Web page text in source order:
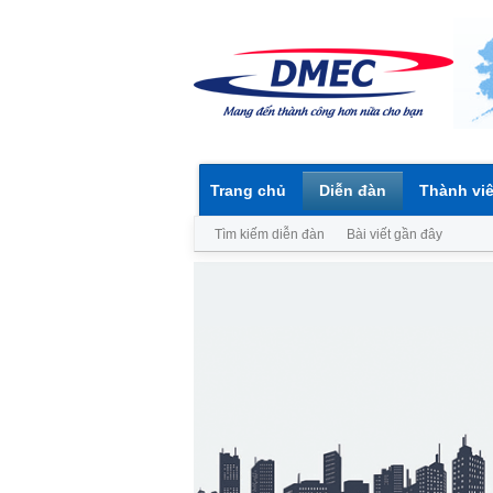
Trang chủ Diễn đàn
Tìm kiếm diễn đàn Bài viết gần đây
Thành